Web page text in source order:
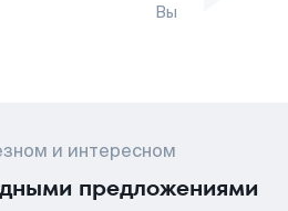
Вы
и интересном
предложениями